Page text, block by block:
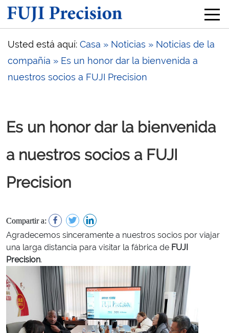
Usted está aquí: Casa » Noticias » Noticias de la
compañía » Es un honor dar la bienvenida a
nuestros socios a FUJI Precision
Es un honor dar la bienvenida
a nuestros socios a FUJI
Precision
Compartir a:
Agradecemos sinceramente a nuestros socios por viajar
una larga distancia para visitar la fábrica de FUJI
Precision.